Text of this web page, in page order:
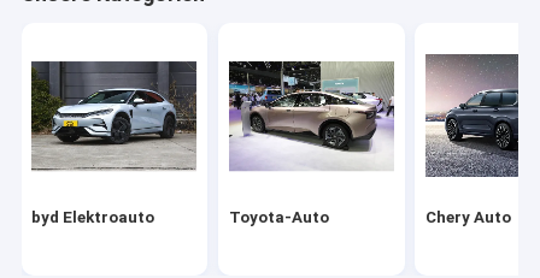
Seres Elektroauto
Lynk & Co Elektroauto
byd Elektroauto Toyota-Auto Chery Auto